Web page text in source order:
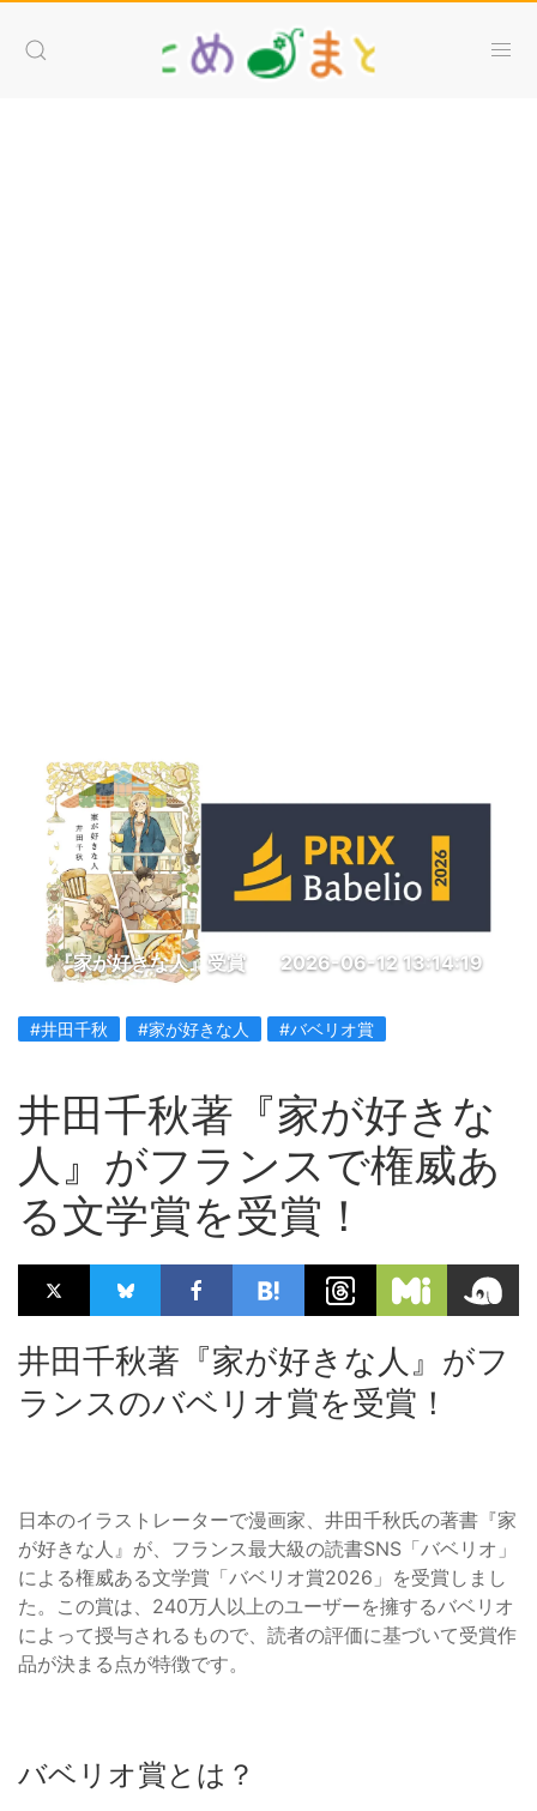
『家が好きな人』受賞 2026-06-12 13:14:19
#井田千秋 #家が好きな人 #バベリオ賞
井田千秋著『家が好きな
人』がフランスで権威あ
る文学賞を受賞！
井田千秋著『家が好きな人』がフ
ランスのバベリオ賞を受賞！
日本のイラストレーターで漫画家、井田千秋氏の著書『家
が好きな人』が、フランス最大級の読書SNS「バベリオ」
による権威ある文学賞「バベリオ賞2026」を受賞しまし
た。この賞は、240万人以上のユーザーを擁するバベリオ
によって授与されるもので、読者の評価に基づいて受賞作
品が決まる点が特徴です。
バベリオ賞とは？